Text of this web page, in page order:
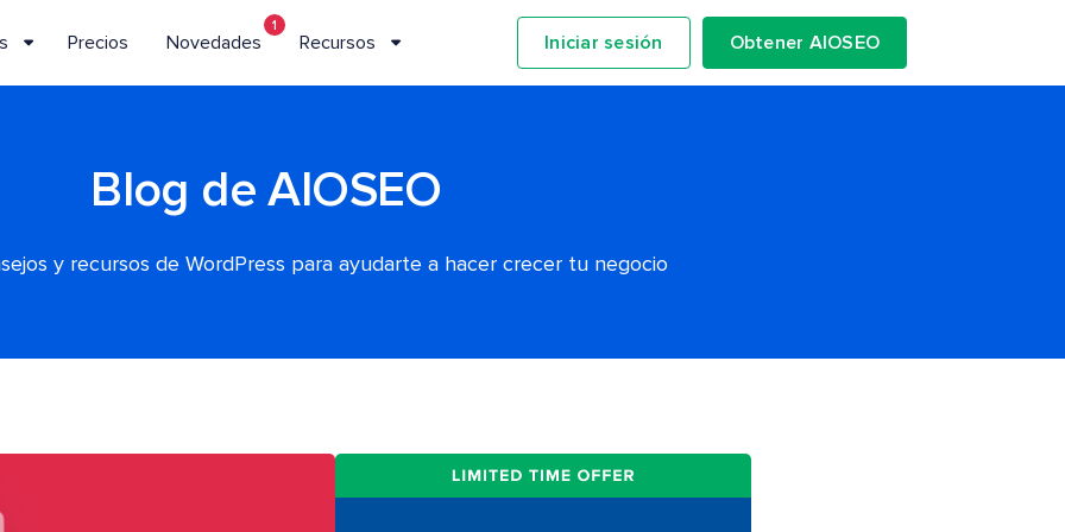
Precios Novedades
1
Recursos Iniciar sesión Obtener AIOSEO
Blog de AIOSEO
y recursos de WordPress para ayudarte a hacer crecer tu negocio